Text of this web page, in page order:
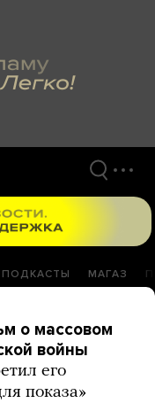
ПОДКАСТЫ МАГАЗ
о массовом
войны
его
показа»